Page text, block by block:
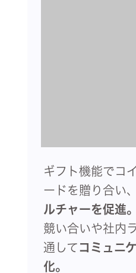
ギフト機能でコ
ードを贈り合い、
ルチャーを促進。
競い合いや社内
通して コミュニ
化。